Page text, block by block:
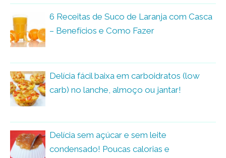
6 Receitas de Suco de Laranja com Casca
– Benefícios e Como Fazer
Delícia fácil baixa em carboidratos (low
carb) no lanche, almoço ou jantar!
Delícia sem açúcar e sem leite
condensado! Poucas calorias e